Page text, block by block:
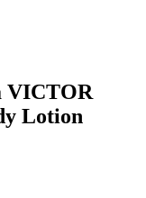
VICTOR
Lotion